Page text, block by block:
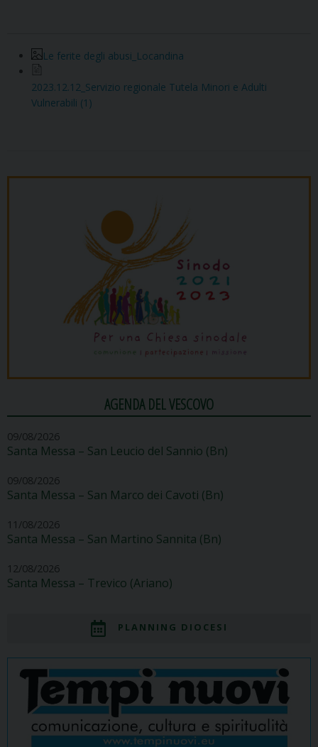
Le ferite degli abusi_Locandina
2023.12.12_Servizio regionale Tutela Minori e Adulti
Vulnerabili (1)
AGENDA DEL VESCOVO
09/08/2026
Santa Messa – San Leucio del Sannio (Bn)
09/08/2026
Santa Messa – San Marco dei Cavoti (Bn)
11/08/2026
Santa Messa – San Martino Sannita (Bn)
12/08/2026
Santa Messa – Trevico (Ariano)
PLANNING DIOCESI